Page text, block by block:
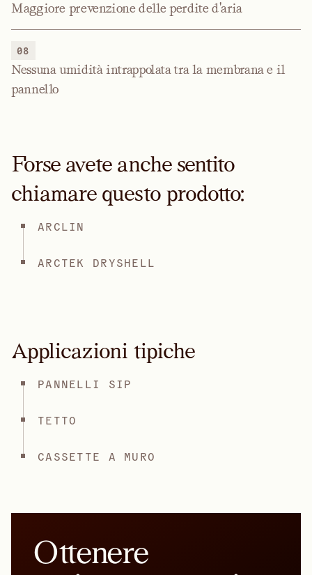
Maggiore prevenzione delle perdite d'aria
08
Nessuna umidità intrappolata tra la membrana e il
pannello
Forse avete anche sentito
chiamare questo prodotto:
ARCLIN
ARCTEK DRYSHELL
Applicazioni tipiche
PANNELLI SIP
TETTO
CASSETTE A MURO
Ottenere